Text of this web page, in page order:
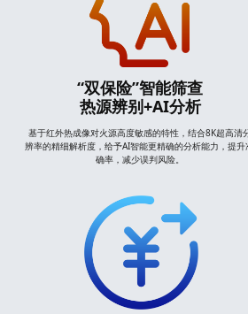
“双保险”智能筛查
热源辨别+AI分析
基于红外热成像对火源高度敏感的特性，结合8K超高清
辨率的精细解析度，给予AI智能更精确的分析能力，提升
确率，减少误判风险。